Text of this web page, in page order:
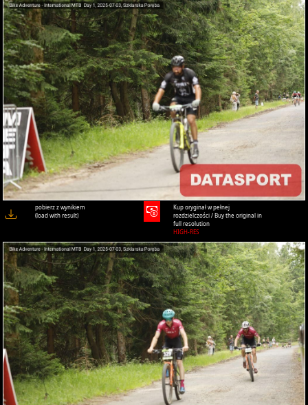
pobierz z wynikiem
(load with result)
Kup oryginał w pełnej
rozdzielczości / Buy the original in
full resolution
HIGH-RES